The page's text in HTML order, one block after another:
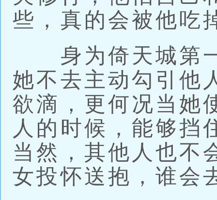
些，真的会被他吃
身为倚天城第一
她不去主动勾引他
欲滴，更何况当她
人的时候，能够挡
当然，其他人也不
女投怀送抱，谁会